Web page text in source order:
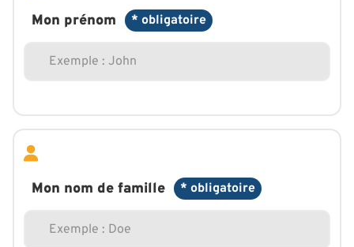
Mon prénom * obligatoire
Mon nom de famille * obligatoire